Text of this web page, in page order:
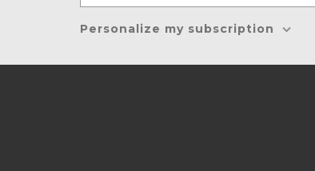
Personalize my subscription